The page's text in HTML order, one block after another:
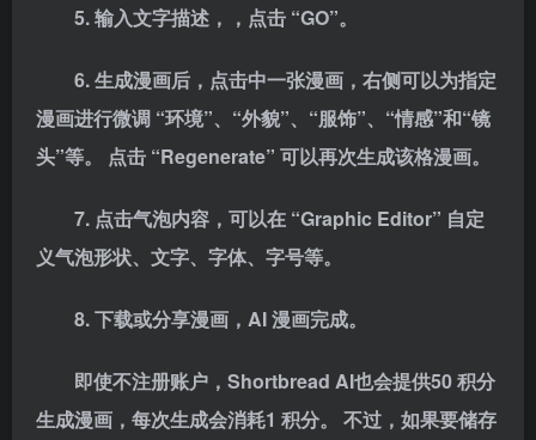
5. 输入文字描述，，点击 “GO”。
6. 生成漫画后，点击中一张漫画，右侧可以为指定
漫画进行微调 “环境”、“外貌”、“服饰”、“情感”和“镜
头”等。 点击 “Regenerate” 可以再次生成该格漫画。
7. 点击气泡内容，可以在 “Graphic Editor” 自定
义气泡形状、文字、字体、字号等。
8. 下载或分享漫画， AI 漫画完成。
即使不注册账户，Shortbread AI也会提供50 积分
生成漫画，每次生成会消耗1 积分。 不过，如果要储存